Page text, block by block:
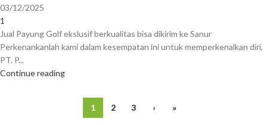
03/12/2025
1
Jual Payung Golf ekslusif berkualitas bisa dikirim ke Sanur
Perkenankanlah kami dalam kesempatan ini untuk memperkenalkan diri,
PT. P...
Continue reading
1 2 3 › »